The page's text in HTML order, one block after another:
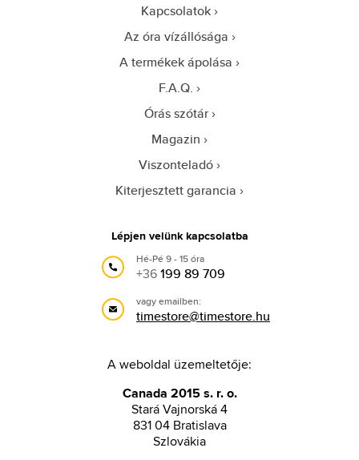
Kapcsolatok
Az óra vízállósága
A termékek ápolása
F.A.Q.
Órás szótár
Magazin
Viszonteladó
Kiterjesztett garancia
Lépjen velünk kapcsolatba
Hé-Pé 9 - 15 óra
+36199 89 709
vagy emailben:
timestore@timestore.hu
A weboldal üzemeltetője:
Canada 2015 s. r. o.
Stará Vajnorská 4
831 04 Bratislava
Szlovákia